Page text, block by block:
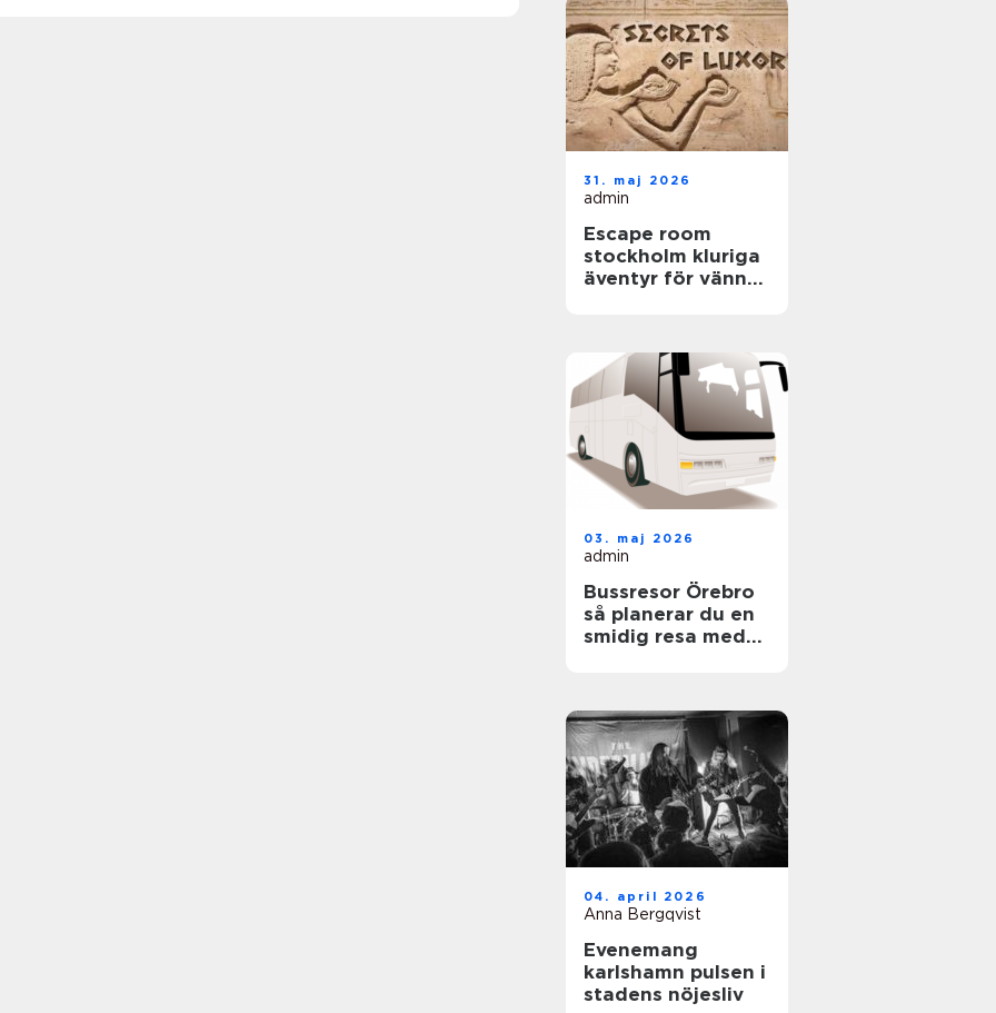
31. maj 2026
admin
Escape room
stockholm kluriga
äventyr för vänner,
03. maj 2026
admin
Bussresor Örebro
så planerar du en
smidig resa med
04. april 2026
Anna Bergqvist
Evenemang
karlshamn pulsen i
stadens nöjesliv